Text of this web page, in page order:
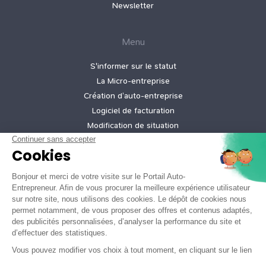
Newsletter
Menu
S'informer sur le statut
La Micro‑entreprise
Création d’auto‑entreprise
Logiciel de facturation
Modification de situation
Création micro-entreprise gratuite
Informations légales
Mentions légales
Politique de confidentialité